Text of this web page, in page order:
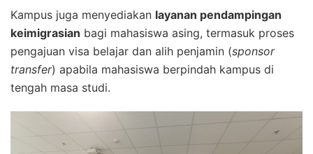
Kampus juga menyediakan layanan pendampingan
keimigrasian bagi mahasiswa asing, termasuk proses
pengajuan visa belajar dan alih penjamin (sponsor
transfer) apabila mahasiswa berpindah kampus di
tengah masa studi.